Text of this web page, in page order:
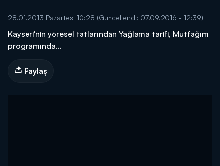
28.01.2013 Pazartesi 10:28 (Güncellendi: 07.09.2016 - 12:39)
Kayseri'nin yöresel tatlarından Yağlama tarifi, Mutfağım
programında...
Paylaş